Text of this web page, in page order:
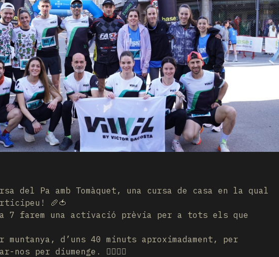
del Pa amb Tomàquet, una cursa de casa en la qual
🥖🍅
7 farem una activació prèvia per a tots els que
d’uns 40 minuts aproximadament, per
per diumenge. 🏃‍♀🏃‍♂